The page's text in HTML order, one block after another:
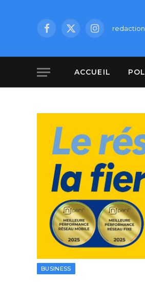
Facebook
X
Instagram
ACCUEIL
BUSINESS